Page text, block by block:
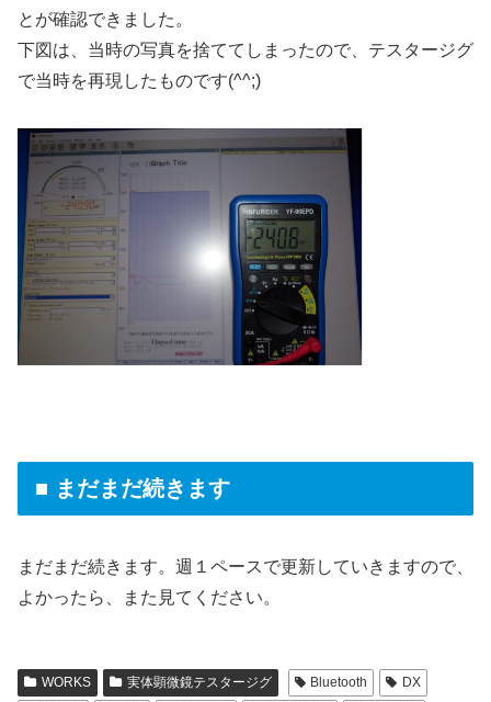
とが確認できました。
下図は、当時の写真を捨ててしまったので、テスタージグ
で当時を再現したものです(^^;)
■ まだまだ続きます
まだまだ続きます。週１ペースで更新していきますので、
よかったら、また見てください。
WORKS 実体顕微鏡テスタージグ Bluetooth
DX